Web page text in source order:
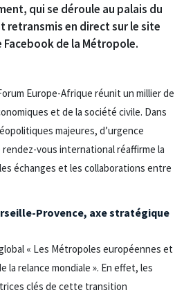
qui se déroule au palais du
retransmis en direct sur le site
de la Métropole.
Europe-Afrique réunit un millier de
et de la société civile. Dans
majeures, d’urgence
vous international réaffirme la
échanges et les collaborations entre
Provence, axe stratégique
« Les Métropoles européennes et
la relance mondiale ». En effet, les
clés de cette transition